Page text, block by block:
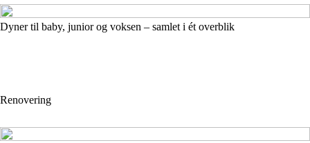
Dyner til baby, junior og voksen – samlet i ét overblik
Renovering